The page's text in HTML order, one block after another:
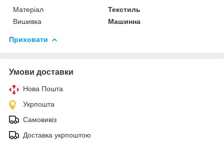
Матеріал
Текстиль
Вишивка
Машинна
Приховати
Умови доставки
Нова Пошта
Укрпошта
Самовивіз
Доставка укрпоштою